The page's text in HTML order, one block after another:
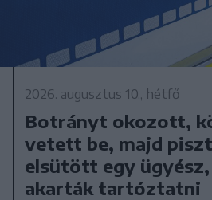
2026. augusztus 10., hétfő
Botrányt okozott,
vetett be, majd
elsütött egy
akarták tartóztatni